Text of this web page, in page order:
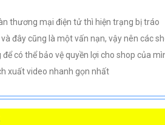
thương mại điện tử thì hiện trạng bị tráo
đây cũng là một vấn nạn, vậy nên các
có thể bảo vệ quyền lợi cho shop của
xuất video nhanh gọn nhất